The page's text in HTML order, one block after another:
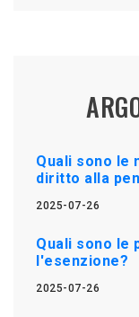
Quali sono le
diritto alla
2025-07-26
Quali sono le
l'esenzione?
2025-07-26